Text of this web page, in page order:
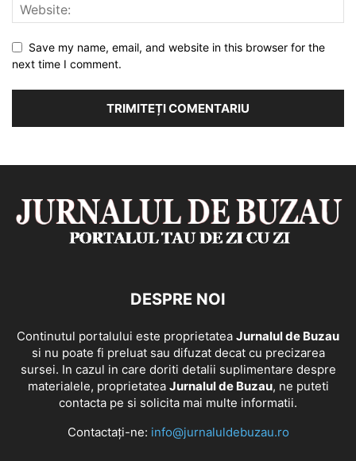
Save my name, email, and website in this browser for the
next time I comment.
DESPRE NOI
Continutul portalului este proprietatea Jurnalul de Buzau
si nu poate fi preluat sau difuzat decat cu precizarea
sursei. In cazul in care doriti detalii suplimentare despre
materialele, proprietatea Jurnalul de Buzau, ne puteti
contacta pe si solicita mai multe informatii.
Contactați-ne: info@jurnaluldebuzau.ro